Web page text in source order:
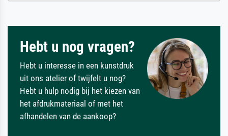
Hebt u nog vragen?
Hebt u interesse in een kunstdruk
uit ons atelier of twijfelt u nog?
Hebt u hulp nodig bij het kiezen van
het afdrukmateriaal of met het
afhandelen van de aankoop?